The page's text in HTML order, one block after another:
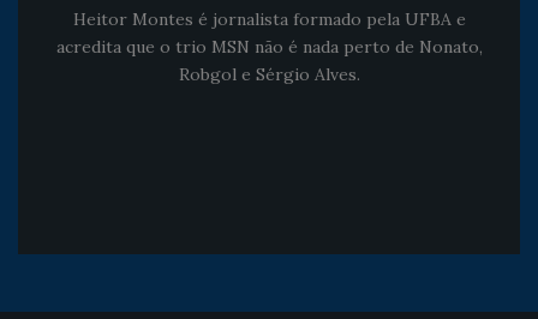
Heitor Montes é jornalista formado pela UFBA e
acredita que o trio MSN não é nada perto de Nonato,
Robgol e Sérgio Alves.